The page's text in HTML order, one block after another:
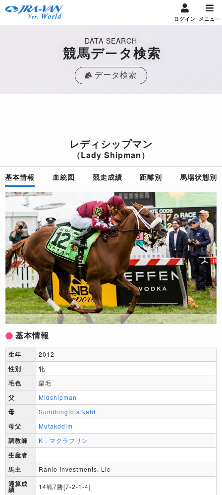
ログイン メニュー
DATA SEARCH
競馬データ検索
データ検索
レディシップマン
（Lady Shipman）
基本情報 血統図 競走成績 距離別 馬場状態別
基本情報
生年 2012
性別 牝
毛色 栗毛
父 Midshipman
母 Sumthingtotalkabt
母父 Mutakddim
調教師 K．マクラフリン
生産者
馬主
Ranlo Investments, Llc
通算成
績 14戦7勝[7-2-1-4]